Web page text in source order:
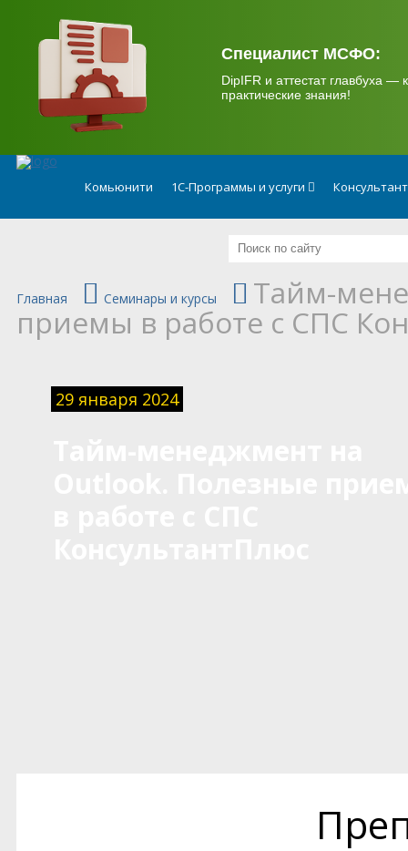
Специалист МСФО:
DipIFR и аттестат главбуха —
практические знания!
Комьюнити 1С-Программы и услуги
Главная Семинары и курсы Тайм-
приемы в работе с СПС
29 января 2024